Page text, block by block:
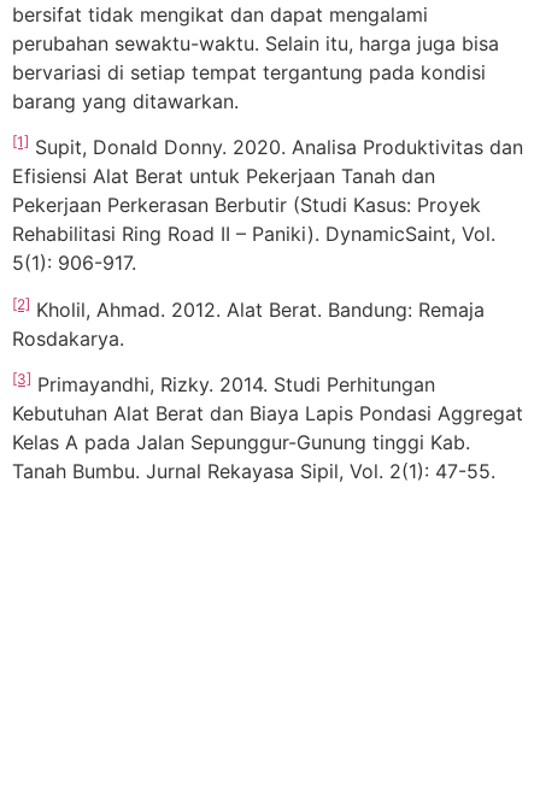
bersifat tidak mengikat dan dapat mengalami
perubahan sewaktu-waktu. Selain itu, harga juga bisa
bervariasi di setiap tempat tergantung pada kondisi
barang yang ditawarkan.
[1] Supit, Donald Donny. 2020. Analisa Produktivitas dan
Efisiensi Alat Berat untuk Pekerjaan Tanah dan
Pekerjaan Perkerasan Berbutir (Studi Kasus: Proyek
Rehabilitasi Ring Road II – Paniki). DynamicSaint, Vol.
5(1): 906-917.
[2] Kholil, Ahmad. 2012. Alat Berat. Bandung: Remaja
Rosdakarya.
[3] Primayandhi, Rizky. 2014. Studi Perhitungan
Kebutuhan Alat Berat dan Biaya Lapis Pondasi Aggregat
Kelas A pada Jalan Sepunggur-Gunung tinggi Kab.
Tanah Bumbu. Jurnal Rekayasa Sipil, Vol. 2(1): 47-55.